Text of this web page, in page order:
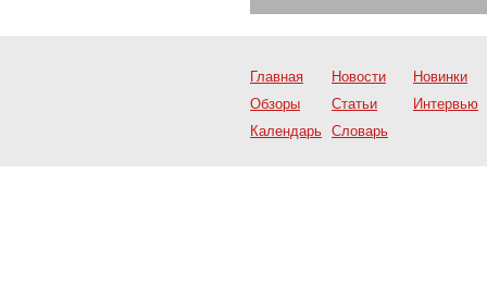
Главная Новости
Новинки
Обзоры
Статьи
Интервью
Календарь Словарь